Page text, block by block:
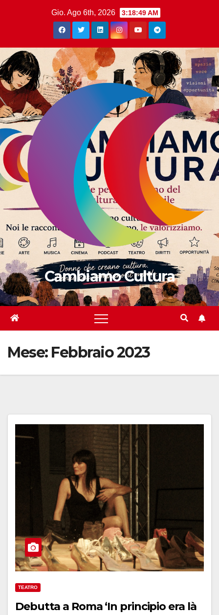
Gio. Ago 6th, 2026 3:18:50 AM
Cambiamo Cultura
Mese: Febbraio 2023
TEATRO
Debutta a Roma ‘In principio era là